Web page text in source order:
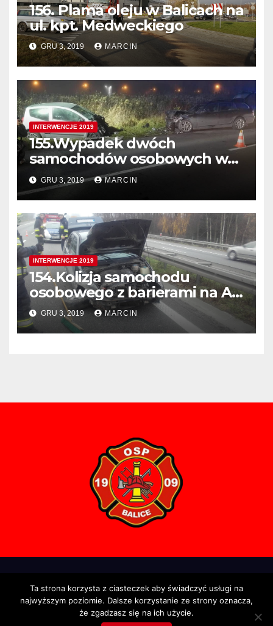
156. Plama oleju w Balicach na
ul. kpt. Medweckiego
GRU 3, 2019 MARCIN
INTERWENCJE 2019
155.Wypadek dwóch
samochodów osobowych w
Balicach ul. Krakowska
GRU 3, 2019 MARCIN
INTERWENCJE 2019
154.Kolizja samochodu
osobowego z barierami na A4
405 km. w Kierunku Tarnowa
GRU 3, 2019 MARCIN
Informacja Interwencje Ćwiczenia
Ta strona korzysta z ciasteczek aby świadczyć usługi na
najwyższym poziomie. Dalsze korzystanie ze strony oznacza,
że zgadzasz się na ich użycie.